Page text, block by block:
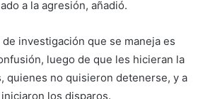
a la agresión, añadió.
investigación que se maneja es
luego de que les hicieran la
quienes no quisieron detenerse, y a
los disparos.